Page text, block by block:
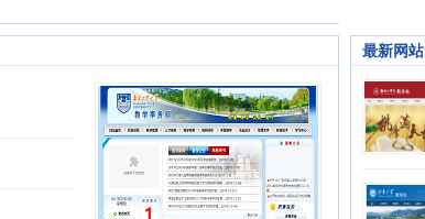
最新网站